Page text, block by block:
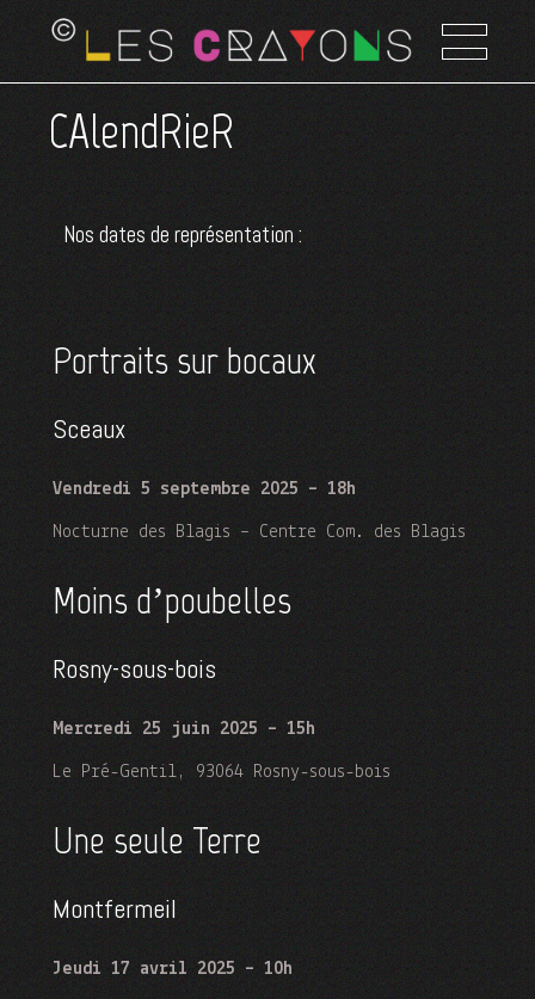
CAlendRieR
Nos dates de représentation :
Portraits sur bocaux
Sceaux
Vendredi 5 septembre 2025 – 18h
Nocturne des Blagis – Centre Com. des Blagis
Moins d’poubelles
Rosny-sous-bois
Mercredi 25 juin 2025 – 15h
Le Pré-Gentil, 93064 Rosny-sous-bois
Une seule Terre
Montfermeil
Jeudi 17 avril 2025 – 10h